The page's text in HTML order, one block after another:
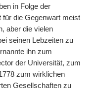
in Folge der
die Gegenwart meist
aber die vielen
seinen Lebzeiten zu
ihn zum
der Universität, zum
zum wirklichen
Gesellschaften zu